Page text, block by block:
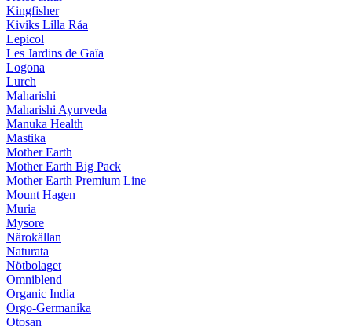
Kingfisher
Kiviks Lilla Råa
Lepicol
Les Jardins de Gaïa
Logona
Lurch
Maharishi
Maharishi Ayurveda
Manuka Health
Mastika
Mother Earth
Mother Earth Big Pack
Mother Earth Premium Line
Mount Hagen
Muria
Mysore
Närokällan
Naturata
Nötbolaget
Omniblend
Organic India
Orgo-Germanika
Otosan